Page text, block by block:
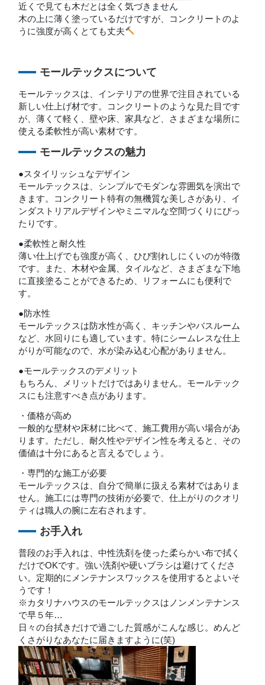
近くで見ても木だとは全く気づきません
木の上に薄く塗っているだけですが、コンクリートのよ
うに強度が高くとても丈夫
モールテックスについて
モールテックスは、インテリアの世界で注目されている
新しい仕上げ材です。コンクリートのような見た目です
が、薄くて軽く、壁や床、家具など、さまざまな場所に
使える柔軟性が高い素材です。
モールテックスの魅力
●スタイリッシュなデザイン
モールテックスは、シンプルでモダンな雰囲気を演出で
きます。コンクリート特有の無機質な美しさがあり、イ
ンダストリアルデザインやミニマルな空間づくりにぴっ
たりです。
●柔軟性と耐久性
薄い仕上げでも強度が高く、ひび割れしにくいのが特徴
です。また、木材や金属、タイルなど、さまざまな下地
に直接塗ることができるため、リフォームにも便利で
す。
●防水性
モールテックスは防水性が高く、キッチンやバスルーム
など、水回りにも適しています。特にシームレスな仕上
がりが可能なので、水が染み込む心配がありません。
●モールテックスのデメリット
もちろん、メリットだけではありません。モールテック
スにも注意すべき点があります。
・価格が高め
一般的な壁材や床材に比べて、施工費用が高い場合があ
ります。ただし、耐久性やデザイン性を考えると、その
価値は十分にあると言えるでしょう。
・専門的な施工が必要
モールテックスは、自分で簡単に扱える素材ではありま
せん。施工には専門の技術が必要で、仕上がりのクオリ
ティは職人の腕に左右されます。
お手入れ
普段のお手入れは、中性洗剤を使った柔らかい布で拭く
だけでOKです。強い洗剤や硬いブラシは避けてくださ
い。定期的にメンテナンスワックスを使用するとよいそ
うです！
※カタリナハウスのモールテックスはノンメンテナンス
で早５年…
日々の台拭きだけで過ごした質感がこんな感じ。めんど
くさがりなあなたに届きますように(笑)